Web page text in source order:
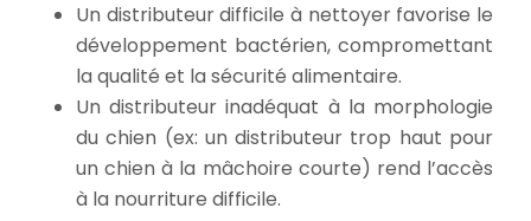
Un distributeur difficile à nettoyer favorise le
développement bactérien, compromettant
la qualité et la sécurité alimentaire.
Un distributeur inadéquat à la morphologie
du chien (ex: un distributeur trop haut pour
un chien à la mâchoire courte) rend l’accès
à la nourriture difficile.